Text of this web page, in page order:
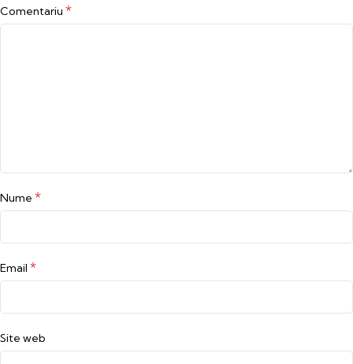
Comentariu *
Nume *
Email *
Site web